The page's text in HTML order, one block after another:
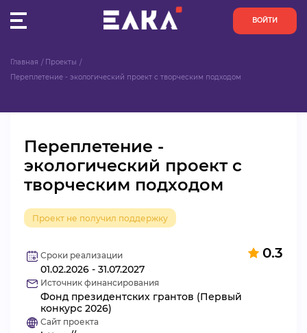
ВОЙТИ
ПУЛЬС
КОНКУРСЫ
ОРГАНИЗАЦИИ
АКТИВИСТЫ
ПРОЕКТЫ
АНАЛИТИКА
БАЗА ЗНАНИЙ
ВИДЕОКУРСЫ
Главная
Проекты
Переплетение - экологический проект с творческим подходом
Переплетение -
экологический проект с
творческим подходом
Проект не получил поддержку
0.3
Сроки реализации
01.02.2026 - 31.07.2027
Источник финансирования
Фонд президентских грантов (Первый
конкурс 2026)
Сайт проекта